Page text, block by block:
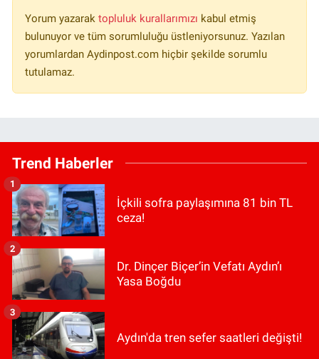
Yorum yazarak topluluk kurallarımızı kabul etmiş
bulunuyor ve tüm sorumluluğu üstleniyorsunuz. Yazılan
yorumlardan Aydinpost.com hiçbir şekilde sorumlu
tutulamaz.
Trend Haberler
İçkili sofra paylaşımına 81 bin TL
ceza!
1
Dr. Dinçer Biçer’in Vefatı Aydın’ı
Yasa Boğdu
2
Aydın'da tren sefer saatleri değişti!
3